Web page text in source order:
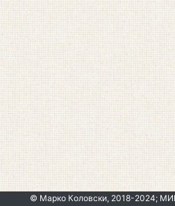
© Марко Коловски, 2018-2024;